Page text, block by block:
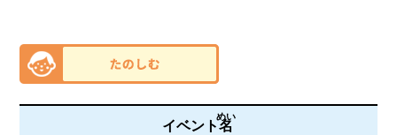
イベント名
めい